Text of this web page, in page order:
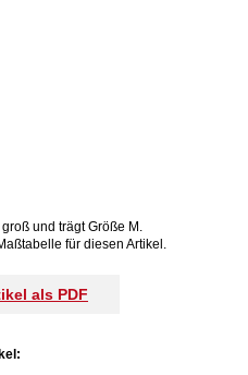
und trägt Größe M.
für diesen Artikel.
als PDF